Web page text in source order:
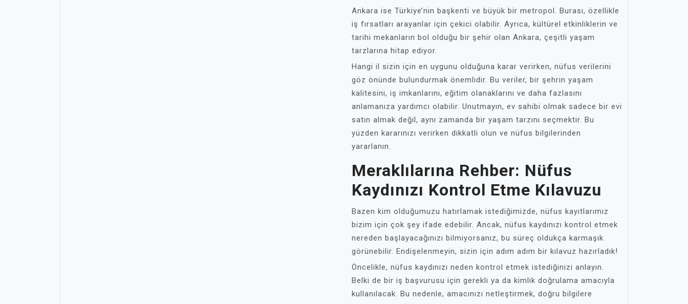
Ankara ise Türkiye’nin başkenti ve büyük bir metropol. Burası, özellikle
iş fırsatları arayanlar için çekici olabilir. Ayrıca, kültürel etkinliklerin ve
tarihi mekanların bol olduğu bir şehir olan Ankara, çeşitli yaşam
tarzlarına hitap ediyor.
Hangi il sizin için en uygunu olduğuna karar verirken, nüfus verilerini
göz önünde bulundurmak önemlidir. Bu veriler, bir şehrin yaşam
kalitesini, iş imkanlarını, eğitim olanaklarını ve daha fazlasını
anlamanıza yardımcı olabilir. Unutmayın, ev sahibi olmak sadece bir evi
satın almak değil, aynı zamanda bir yaşam tarzını seçmektir. Bu
yüzden kararınızı verirken dikkatli olun ve nüfus bilgilerinden
yararlanın.
Meraklılarına Rehber: Nüfus
Kaydınızı Kontrol Etme Kılavuzu
Bazen kim olduğumuzu hatırlamak istediğimizde, nüfus kayıtlarımız
bizim için çok şey ifade edebilir. Ancak, nüfus kaydınızı kontrol etmek
nereden başlayacağınızı bilmiyorsanız, bu süreç oldukça karmaşık
görünebilir. Endişelenmeyin, sizin için adım adım bir kılavuz hazırladık!
Öncelikle, nüfus kaydınızı neden kontrol etmek istediğinizi anlayın.
Belki de bir iş başvurusu için gerekli ya da kimlik doğrulama amacıyla
kullanılacak. Bu nedenle, amacınızı netleştirmek, doğru bilgilere